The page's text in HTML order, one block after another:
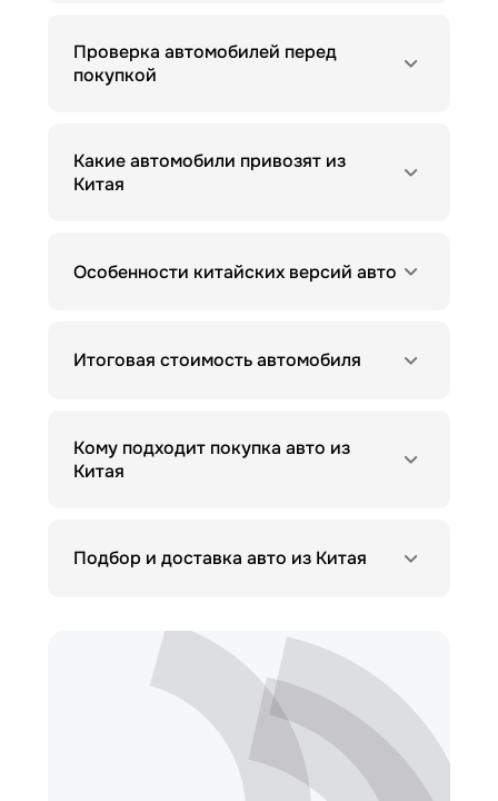
Проверка автомобилей перед
покупкой
Какие автомобили привозят из
Китая
Особенности китайских версий авто
Итоговая стоимость автомобиля
Кому подходит покупка авто из
Китая
Подбор и доставка авто из Китая